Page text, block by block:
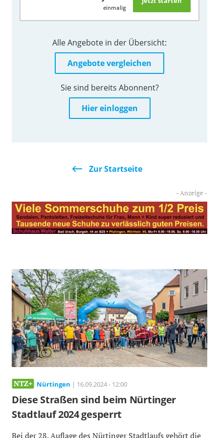
einmalig
Alle Angebote in der Übersicht:
Angebote vergleichen
Sie sind bereits Abonnent?
Hier einloggen
Zur Startseite
Nürtingen | 16.09.2024 - 12:00
Diese Straßen sind beim Nürtinger
Stadtlauf 2024 gesperrt
Bei der 28. Auflage des Nürtinger Stadtlaufs gehört die